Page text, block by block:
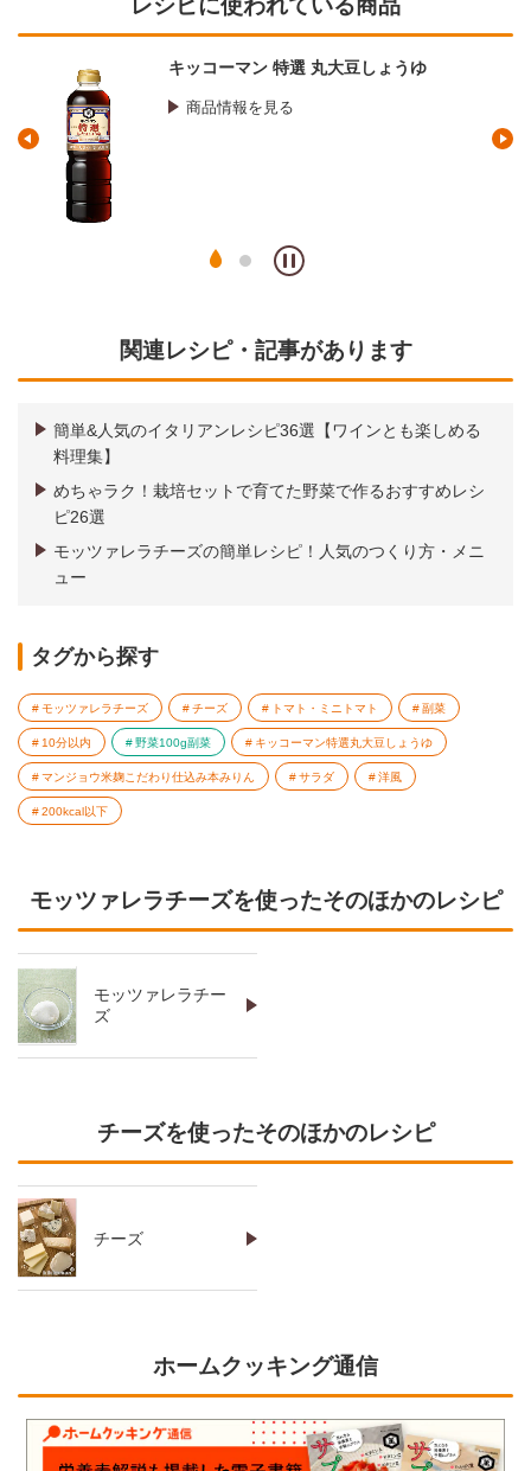
キッコーマン 特選 丸大豆しょうゆ
商品情報を見る
関連レシピ・記事があります
簡単&人気のイタリアンレシピ36選【ワインとも楽しめる
料理集】
めちゃラク！栽培セットで育てた野菜で作るおすすめレシ
ピ26選
モッツァレラチーズの簡単レシピ！人気のつくり方・メニ
ュー
タグから探す
モッツァレラチーズ チーズ トマト・ミニトマト 副菜
10分以内 野菜100g副菜 キッコーマン特選丸大豆しょうゆ
マンジョウ米麹こだわり仕込み本みりん サラダ 洋風
200kcal以下
モッツァレラチーズを使ったそのほかのレシピ
モッツァレラチー
ズ
チーズを使ったそのほかのレシピ
チーズ
ホームクッキング通信